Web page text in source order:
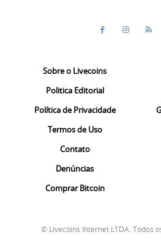
Sobre o Livecoins
Politica Editorial
Política de Privacidade
Termos de Uso
Contato
Denúncias
Comprar Bitcoin
© Livecoins Internet LTDA. Todos